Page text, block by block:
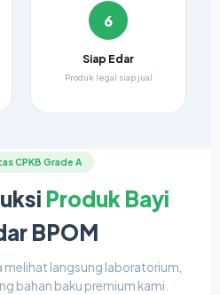
6
Siap Edar
Produk legal siap jual
CPKB Grade A
Produk Bayi
BPOM
langsung laboratorium,
bahan baku premium kami.